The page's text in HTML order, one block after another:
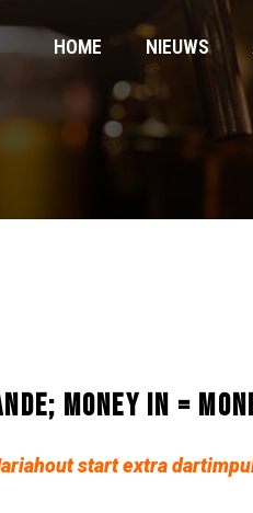
HOME NIEUWS
MONEY IN =
start extra